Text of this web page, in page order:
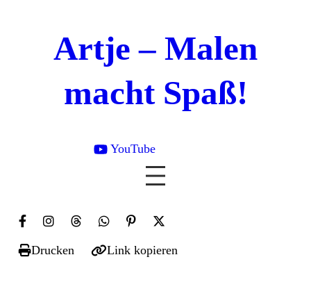
Artje – Malen
macht Spaß!
YouTube

Drucken Link kopieren